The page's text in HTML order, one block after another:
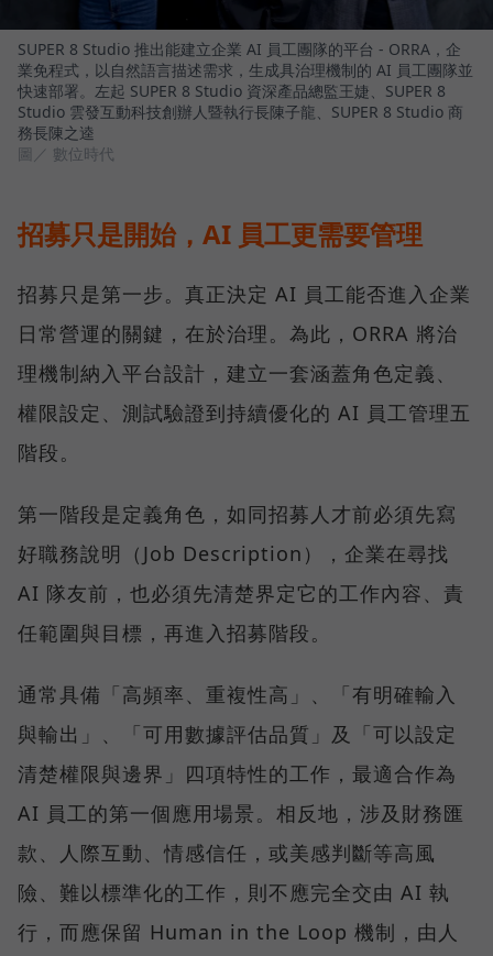
SUPER 8 Studio 推出能建立企業 AI 員工團隊的平台 - ORRA，企
業免程式，以自然語言描述需求，生成具治理機制的 AI 員工團隊並
快速部署。左起 SUPER 8 Studio 資深產品總監王婕、SUPER 8
Studio 雲發互動科技創辦人暨執行長陳子龍、SUPER 8 Studio 商
務長陳之逵
圖／ 數位時代
招募只是開始，AI 員工更需要管理
招募只是第一步。真正決定 AI 員工能否進入企業
日常營運的關鍵，在於治理。為此，ORRA 將治
理機制納入平台設計，建立一套涵蓋角色定義、
權限設定、測試驗證到持續優化的 AI 員工管理五
階段。
第一階段是定義角色，如同招募人才前必須先寫
好職務說明（Job Description），企業在尋找
AI 隊友前，也必須先清楚界定它的工作內容、責
任範圍與目標，再進入招募階段。
通常具備「高頻率、重複性高」、「有明確輸入
與輸出」、「可用數據評估品質」及「可以設定
清楚權限與邊界」四項特性的工作，最適合作為
AI 員工的第一個應用場景。相反地，涉及財務匯
款、人際互動、情感信任，或美感判斷等高風
險、難以標準化的工作，則不應完全交由 AI 執
行，而應保留 Human in the Loop 機制，由人